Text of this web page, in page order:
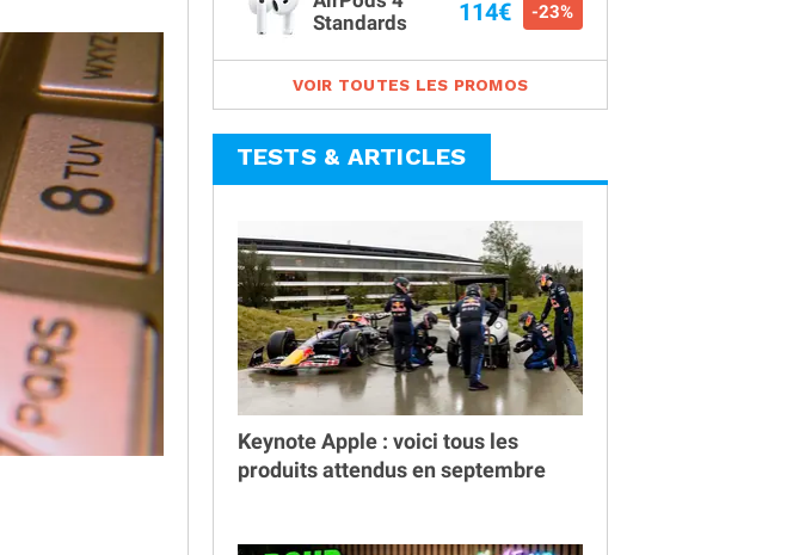
Standards
114€ -23%
VOIR TOUTES LES PROMOS
TESTS & ARTICLES
Keynote Apple : voici tous les
produits attendus en septembre